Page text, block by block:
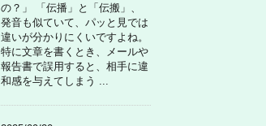
の？」 「伝播」と「伝搬」、
発音も似ていて、パッと見では
違いが分かりにくいですよね。
特に文章を書くとき、メールや
報告書で誤用すると、相手に違
和感を与えてしまう ...